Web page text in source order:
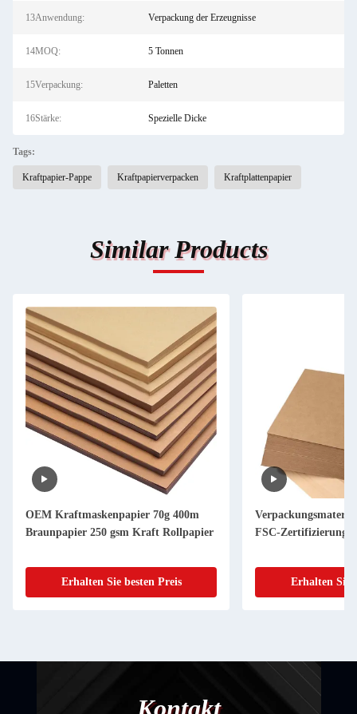
13Anwendung: Verpackung der Erzeugnisse
14MOQ: 5 Tonnen
15Verpackung: Paletten
16Stärke: Spezielle Dicke
Tags:
Kraftpapier-Pappe Kraftpapierverpacken Kraftplattenpapier
Similar Products
OEM Kraftmaskenpapier 70g 400m
Braunpapier 250 gsm Kraft Rollpapier
Erhalten Sie besten Preis
FSC-Zertifizierung
Erhalten Sie